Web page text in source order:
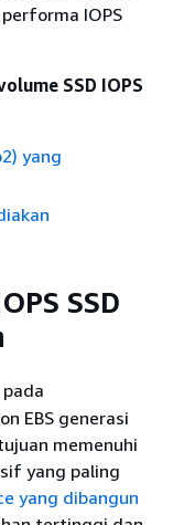
IOPS
SSD IOPS
yang
SSD
EBS generasi
memenuhi
yang paling
yang dibangun